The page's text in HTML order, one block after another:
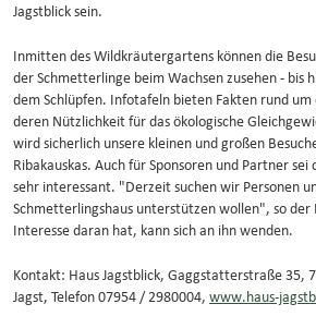
Jagstblick sein.
Inmitten des Wildkräutergartens können die
der Schmetterlinge beim Wachsen zusehen - bis
dem Schlüpfen. Infotafeln bieten Fakten rund
deren Nützlichkeit für das ökologische
wird sicherlich unsere kleinen und großen
Ribakauskas. Auch für Sponsoren und Partner sei
sehr interessant. "Derzeit suchen wir Personen
Schmetterlingshaus unterstützen wollen", so der
Interesse daran hat, kann sich an ihn wenden.
Kontakt: Haus Jagstblick, Gaggstatterstraße 35,
Jagst, Telefon 07954 / 2980004, www.haus-